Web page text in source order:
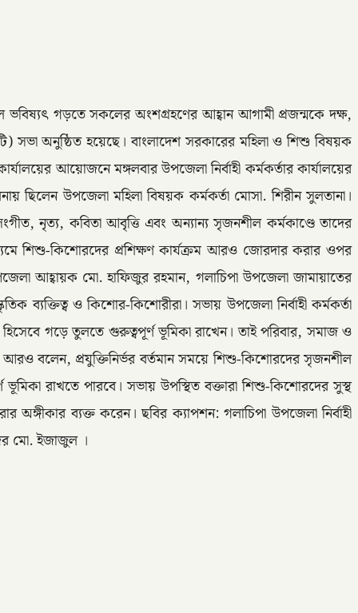
ভবিষ্যৎ গড়তে সকলের অংশগ্রহণের আহ্বান আগামী প্রজন্মকে দক্ষ,
সভা অনুষ্ঠিত হয়েছে। বাংলাদেশ সরকারের মহিলা ও শিশু বিষয়ক
আয়োজনে মঙ্গলবার উপজেলা নির্বাহী কর্মকর্তার কার্যালয়ের
ছিলেন উপজেলা মহিলা বিষয়ক কর্মকর্তা মোসা. শিরীন সুলতানা।
নৃত্য, কবিতা আবৃত্তি এবং অন্যান্য সৃজনশীল কর্মকাণ্ডে তাদের
শিশু-কিশোরদের প্রশিক্ষণ কার্যক্রম আরও জোরদার করার ওপর
আহ্বায়ক মো. হাফিজুর রহমান, গলাচিপা উপজেলা জামায়াতের
ব্যক্তিত্ব ও কিশোর-কিশোরীরা। সভায় উপজেলা নির্বাহী কর্মকর্তা
গড়ে তুলতে গুরুত্বপূর্ণ ভূমিকা রাখেন। তাই পরিবার, সমাজ ও
আরও বলেন, প্রযুক্তিনির্ভর বর্তমান সময়ে শিশু-কিশোরদের সৃজনশীল
রাখতে পারবে। সভায় উপস্থিত বক্তারা শিশু-কিশোরদের সুস্থ
ব্যক্ত করেন। ছবির ক্যাপশন: গলাচিপা উপজেলা নির্বাহী
মো. ইজাজুল ।